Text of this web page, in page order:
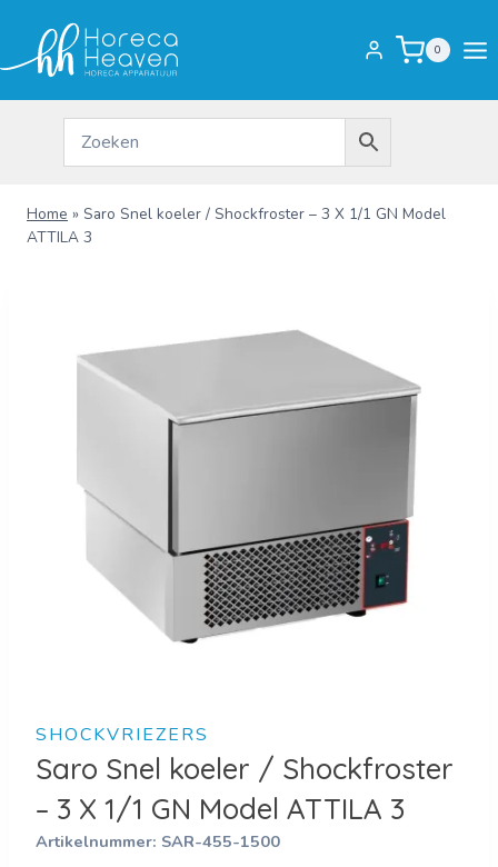
inhoud
0
Home » Saro Snel koeler / Shockfroster – 3 X 1/1 GN Model
ATTILA 3
SHOCKVRIEZERS
Saro Snel koeler / Shockfroster
– 3 X 1/1 GN Model ATTILA 3
Artikelnummer: SAR-455-1500